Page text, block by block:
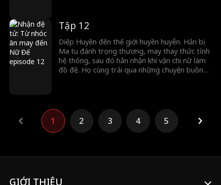
đáp trả, vang danh đại lục.
Tập 12
Diệp Huyền đến thế giới huyền huyễn. Hắn bị
Ma tu đánh trọng thương, may thay thức tỉnh
hệ thống, sau đó hắn nhận khí vận chi nữ làm
đồ đệ. Họ cùng trải qua những chuyện buồn
1 2 3 4 5
GIỚI THIỆU